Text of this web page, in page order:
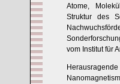
Atome,
Struktur des
vom Institut für